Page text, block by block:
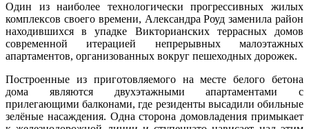
Один из наиболее технологически прогрессивных жилых
комплексов своего времени, Александра Роуд заменила район
находившихся в упадке Викторианских террасных домов
современной итерацией непрерывных малоэтажных
апартаментов, организованных вокруг пешеходных дорожек.
Построенные из приготовляемого на месте белого бетона
дома являются двухэтажными апартаментами с
прилегающими балконами, где резиденты высадили обильные
зелёные насаждения. Одна сторона домовладения примыкает